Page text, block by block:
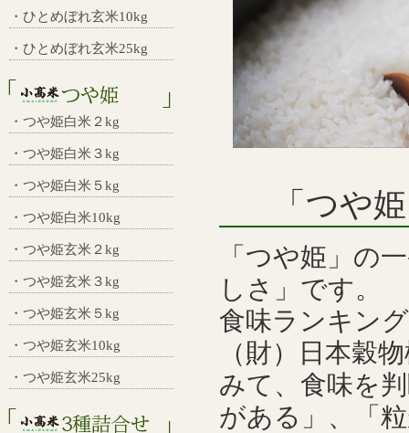
「つや
「つや姫」の
しさ」です。
食味ランキン
（財）日本穀
みて、食味を
がある」、「
・ひとめぼれ玄米10kg
・ひとめぼれ玄米25kg
・つや姫白米２kg
・つや姫白米３kg
・つや姫白米５kg
・つや姫白米10kg
・つや姫玄米２kg
・つや姫玄米３kg
・つや姫玄米５kg
・つや姫玄米10kg
・つや姫玄米25kg